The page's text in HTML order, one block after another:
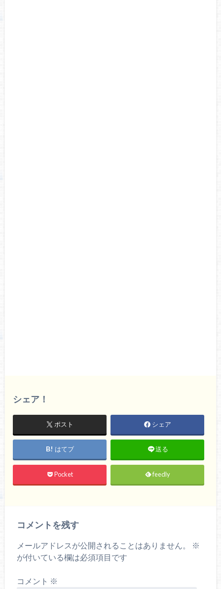
シェア！
ポスト シェア
はてブ 送る
Pocket feedly
コメントを残す
メールアドレスが公開されることはありません。
※
が付いている欄は必須項目です
コメント ※